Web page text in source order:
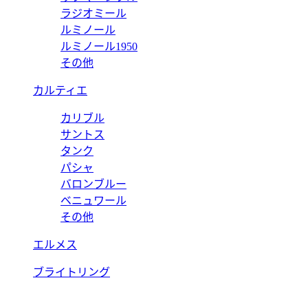
ラジオミール
ルミノール
ルミノール1950
その他
カルティエ
カリブル
サントス
タンク
パシャ
バロンブルー
ベニュワール
その他
エルメス
ブライトリング